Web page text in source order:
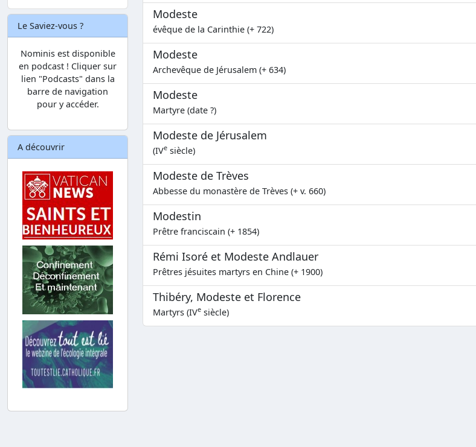
Le Saviez-vous ?
Nominis est disponible
en podcast ! Cliquer sur
lien "Podcasts" dans la
barre de navigation
pour y accéder.
A découvrir
Modeste
évêque de la Carinthie (+ 722)
Modeste
Archevêque de Jérusalem (+ 634)
Modeste
Martyre (date ?)
Modeste de Jérusalem
(IVe siècle)
Modeste de Trèves
Abbesse du monastère de Trèves (+ v. 660)
Modestin
Prêtre franciscain (+ 1854)
Rémi Isoré et Modeste Andlauer
Prêtres jésuites martyrs en Chine (+ 1900)
Thibéry, Modeste et Florence
Martyrs (IVe siècle)